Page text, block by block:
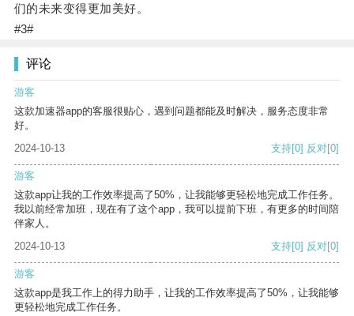
们的未来变得更加美好。
#3#
评论
游客
这款加速器app的客服很贴心，遇到问题都能及时解决，服务态度非常
好。
2024-10-13
支持[0] 反对[0]
游客
这款app让我的工作效率提高了50%，让我能够更轻松地完成工作任务。
我以前经常加班，现在有了这个app，我可以提前下班，有更多的时间陪
伴家人。
2024-10-13
支持[0] 反对[0]
游客
这款app是我工作上的得力助手，让我的工作效率提高了50%，让我能够
更轻松地完成工作任务。